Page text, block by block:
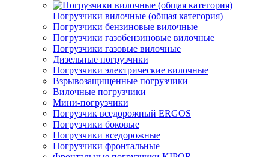
Погрузчики вилочные (общая категория)
Погрузчики бензиновые вилочные
Погрузчики газобензиновые вилочные
Погрузчики газовые вилочные
Дизельные погрузчики
Погрузчики электрические вилочные
Взрывозащищенные погрузчики
Вилочные погрузчики
Мини-погрузчики
Погрузчик вседорожный ERGOS
Погрузчики боковые
Погрузчики вседорожные
Погрузчики фронтальные